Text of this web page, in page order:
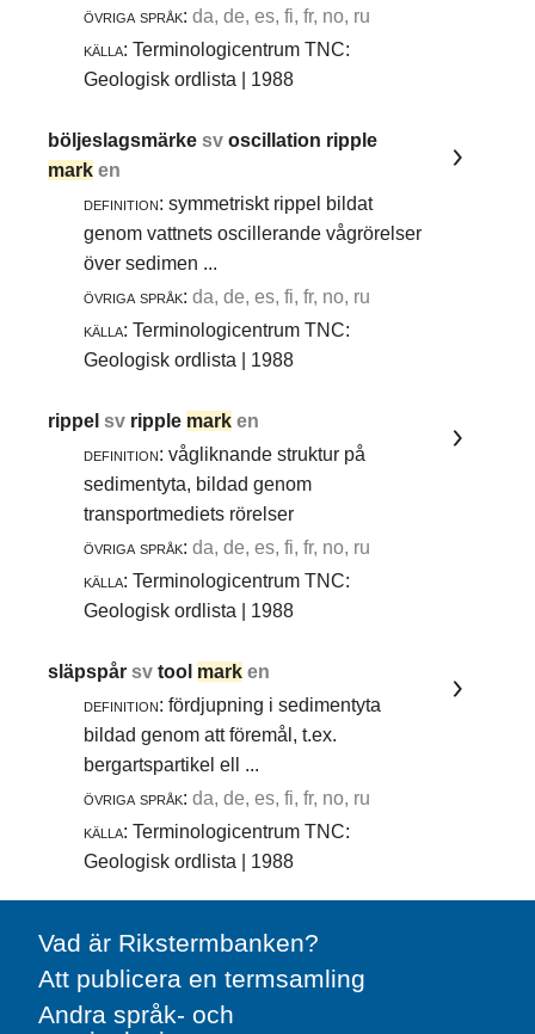
övriga språk: da, de, es, fi, fr, no, ru
källa: Terminologicentrum TNC:
Geologisk ordlista | 1988
böljeslagsmärkesvoscillation ripple
mark en
definition: symmetriskt rippel bildat
genom vattnets oscillerande vågrörelser
över sedimen ...
övriga språk: da, de, es, fi, fr, no, ru
källa: Terminologicentrum TNC:
Geologisk ordlista | 1988
rippelsv ripple mark en
definition: vågliknande struktur på
sedimentyta, bildad genom
transportmediets rörelser
övriga språk: da, de, es, fi, fr, no, ru
källa: Terminologicentrum TNC:
Geologisk ordlista | 1988
släpspårsvtool mark en
definition: fördjupning i sedimentyta
bildad genom att föremål, t.ex.
bergartspartikel ell ...
övriga språk: da, de, es, fi, fr, no, ru
källa: Terminologicentrum TNC:
Geologisk ordlista | 1988
Vad är Rikstermbanken?
Att publicera en termsamling
Andra språk- och